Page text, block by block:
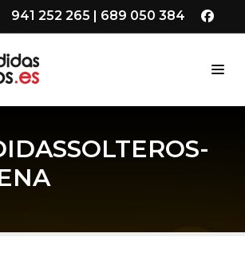
941 252 265 | 689 050 384